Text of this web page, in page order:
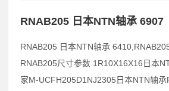
RNAB205 日本NTN轴承 6907
RNAB205 日本NTN轴承
RNAB205尺寸参数 1R10X16X16日本
家M-UCFH205D1NJ2305日本NTN轴承